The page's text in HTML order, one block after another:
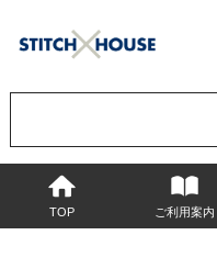
TOP ご利用案内